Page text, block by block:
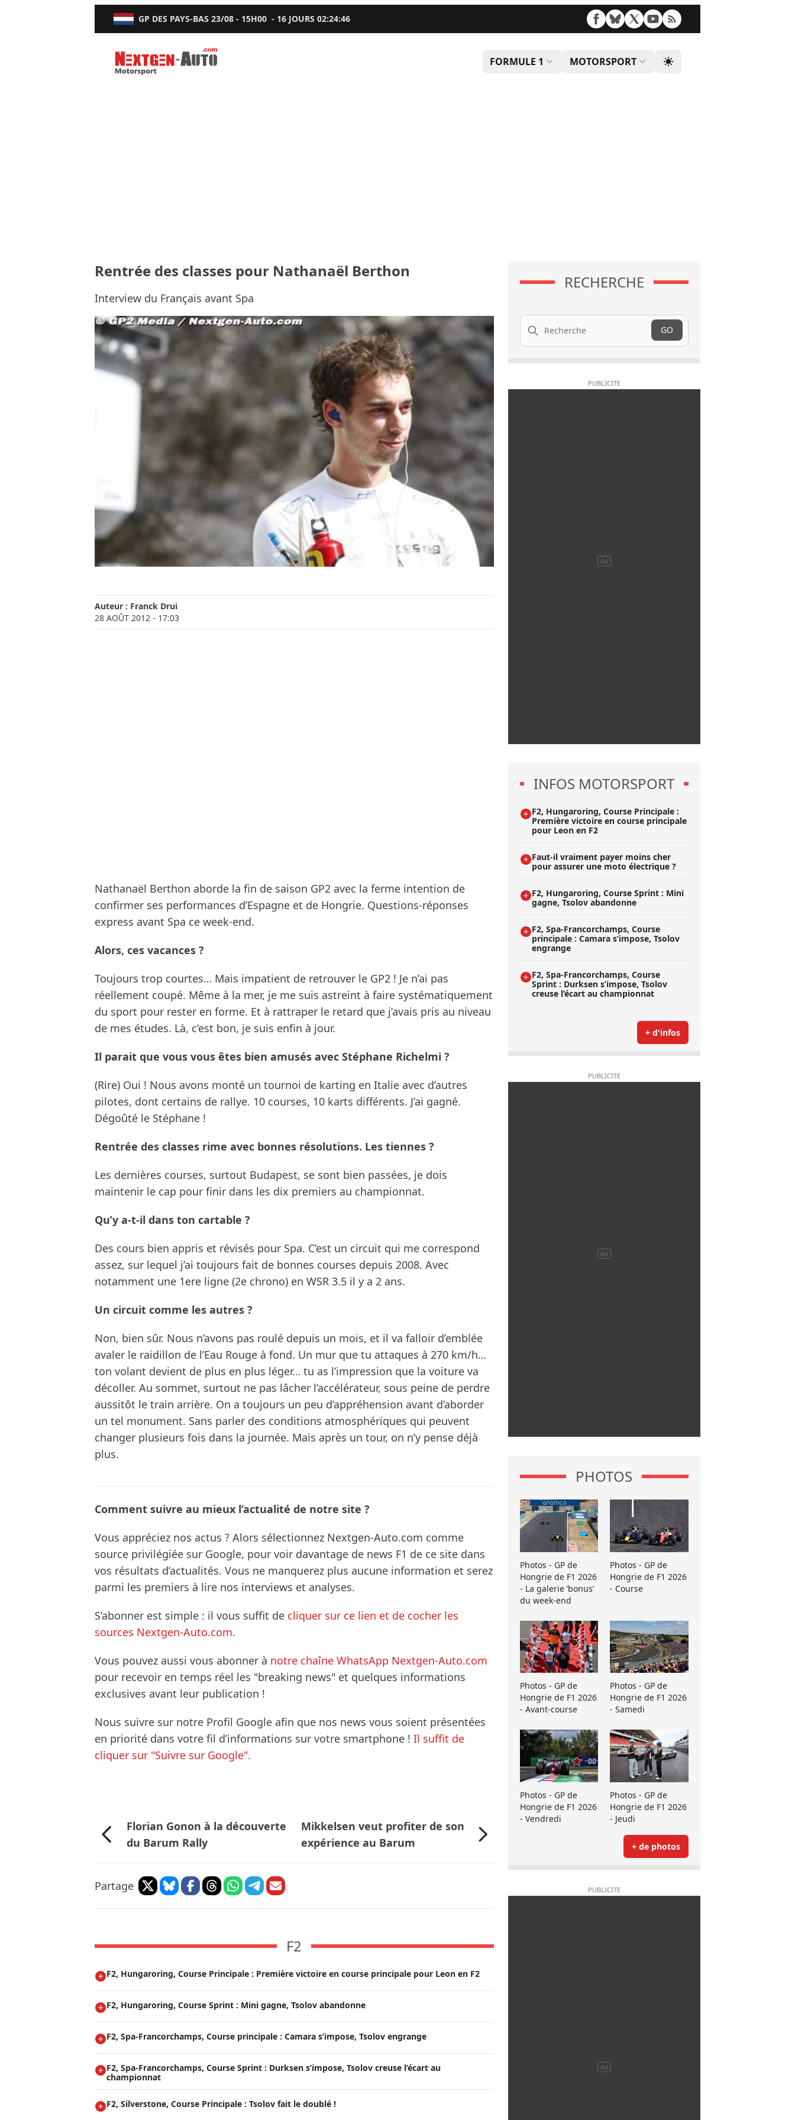
GP DES PAYS-BAS 23/08 - 15H00 - 16 JOURS02:24:45
Nextgen-Auto.com
FORMULE 1 MOTORSPORT
Rentrée des classes pour Nathanaël Berthon
Interview du Français avant Spa
Auteur : Franck Drui
28 AOÛT 2012 - 17:03
Nathanaël Berthon aborde la fin de saison GP2 avec la ferme intention de
confirmer ses performances d’Espagne et de Hongrie. Questions-réponses
express avant Spa ce week-end.
Alors, ces vacances ?
Toujours trop courtes… Mais impatient de retrouver le GP2 ! Je n’ai pas
réellement coupé. Même à la mer, je me suis astreint à faire systématiquement
du sport pour rester en forme. Et à rattraper le retard que j’avais pris au niveau
de mes études. Là, c’est bon, je suis enfin à jour.
Il parait que vous vous êtes bien amusés avec Stéphane Richelmi ?
(Rire) Oui ! Nous avons monté un tournoi de karting en Italie avec d’autres
pilotes, dont certains de rallye. 10 courses, 10 karts différents. J’ai gagné.
Dégoûté le Stéphane !
Rentrée des classes rime avec bonnes résolutions. Les tiennes ?
Les dernières courses, surtout Budapest, se sont bien passées, je dois
maintenir le cap pour finir dans les dix premiers au championnat.
Qu’y a-t-il dans ton cartable ?
Des cours bien appris et révisés pour Spa. C’est un circuit qui me correspond
assez, sur lequel j’ai toujours fait de bonnes courses depuis 2008. Avec
notamment une 1ere ligne (2e chrono) en WSR 3.5 il y a 2 ans.
Un circuit comme les autres ?
Non, bien sûr. Nous n’avons pas roulé depuis un mois, et il va falloir d’emblée
avaler le raidillon de l’Eau Rouge à fond. Un mur que tu attaques à 270 km/h…
ton volant devient de plus en plus léger… tu as l’impression que la voiture va
décoller. Au sommet, surtout ne pas lâcher l’accélérateur, sous peine de perdre
aussitôt le train arrière. On a toujours un peu d’appréhension avant d’aborder
un tel monument. Sans parler des conditions atmosphériques qui peuvent
changer plusieurs fois dans la journée. Mais après un tour, on n’y pense déjà
plus.
Comment suivre au mieux l’actualité de notre site ?
Vous appréciez nos actus ? Alors sélectionnez Nextgen-Auto.com comme
source privilégiée sur Google, pour voir davantage de news F1 de ce site dans
vos résultats d’actualités. Vous ne manquerez plus aucune information et serez
parmi les premiers à lire nos interviews et analyses.
S’abonner est simple : il vous suffit de cliquer sur ce lien et de cocher les
sources Nextgen-Auto.com.
Vous pouvez aussi vous abonner à notre chaîne WhatsApp Nextgen-Auto.com
pour recevoir en temps réel les "breaking news" et quelques informations
exclusives avant leur publication !
Nous suivre sur notre Profil Google afin que nos news vous soient présentées
en priorité dans votre fil d’informations sur votre smartphone ! Il suffit de
cliquer sur "Suivre sur Google".
Florian Gonon à la découverte
du Barum Rally
Mikkelsen veut profiter de son
expérience au Barum
Partage
F2
F2, Hungaroring, Course Principale : Première victoire en course principale pour Leon en F2
F2, Hungaroring, Course Sprint : Mini gagne, Tsolov abandonne
F2, Spa-Francorchamps, Course principale : Camara s’impose, Tsolov engrange
F2, Spa-Francorchamps, Course Sprint : Durksen s’impose, Tsolov creuse l’écart au
championnat
F2, Silverstone, Course Principale : Tsolov fait le doublé !
RECHERCHE
Recherche
GO
INFOS MOTORSPORT
F2, Hungaroring, Course Principale :
Première victoire en course principale
pour Leon en F2
Faut-il vraiment payer moins cher
pour assurer une moto électrique ?
F2, Hungaroring, Course Sprint : Mini
gagne, Tsolov abandonne
F2, Spa-Francorchamps, Course
principale : Camara s’impose, Tsolov
engrange
F2, Spa-Francorchamps, Course
Sprint : Durksen s’impose, Tsolov
creuse l’écart au championnat
+ d'infos
PHOTOS
Photos - GP de
Hongrie de F1 2026
- La galerie ’bonus’
du week-end
Photos - GP de
Hongrie de F1 2026
- Course
Photos - GP de
Hongrie de F1 2026
- Avant-course
Photos - GP de
Hongrie de F1 2026
- Samedi
Photos - GP de
Hongrie de F1 2026
- Vendredi
Photos - GP de
Hongrie de F1 2026
- Jeudi
+ de photos